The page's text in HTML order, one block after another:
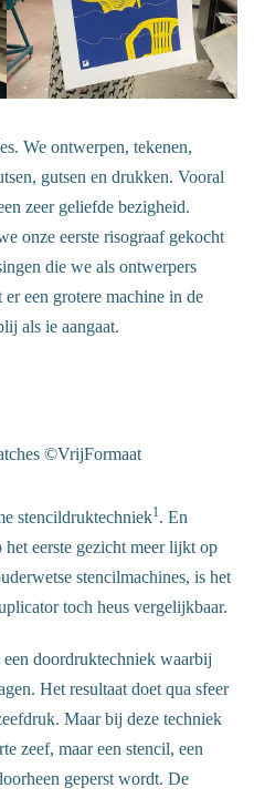
We ontwerpen, tekenen,
gutsen en drukken. Vooral
zeer geliefde bezigheid.
onze eerste risograaf gekocht
die we als ontwerpers
een grotere machine in de
als ie aangaat.
stencildruktechniek1. En
eerste gezicht meer lijkt op
stencilmachines, is het
toch heus vergelijkbaar.
doordruktechniek waarbij
Het resultaat doet qua sfeer
Maar bij deze techniek
zeef, maar een stencil, een
geperst wordt. De